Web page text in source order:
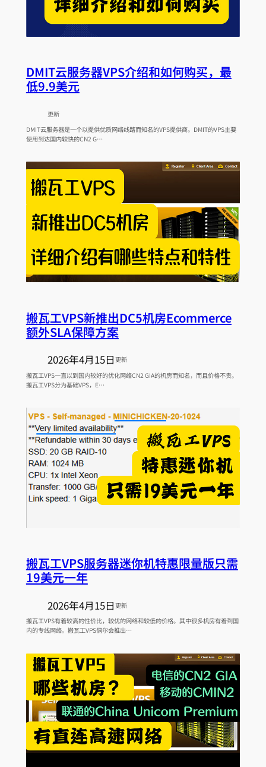
DMIT云服务器VPS介绍和如何购买，最
低9.9美元
更新
DMIT云服务器是一个以提供优质网络线路而知名的VPS提供商。DMIT的VPS主要
使用到达国内较快的CN2 G…
搬瓦工VPS新推出DC5机房Ecommerce
额外SLA保障方案
2026年4月15日 更新
搬瓦工VPS一直以到国内较好的优化网络CN2 GIA的机房而知名，而且价格不贵。
搬瓦工VPS分为基础VPS，E…
搬瓦工VPS服务器迷你机特惠限量版只需
19美元一年
2026年4月15日 更新
搬瓦工VPS有着较高的性价比，较优的网络和较低的价格。其中很多机房有着到国
内的专线网络。搬瓦工VPS偶尔会推出…